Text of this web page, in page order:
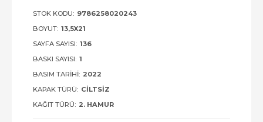
STOK KODU: 9786258020243
BOYUT: 13,5X21
SAYFA SAYISI: 136
BASKI SAYISI: 1
BASIM TARIHI: 2022
KAPAK TÜRÜ: CILTSIZ
KAĞIT TÜRÜ: 2. HAMUR